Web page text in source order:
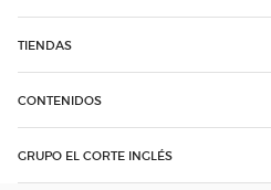
TIENDAS
CONTENIDOS
GRUPO EL CORTE INGLÉS